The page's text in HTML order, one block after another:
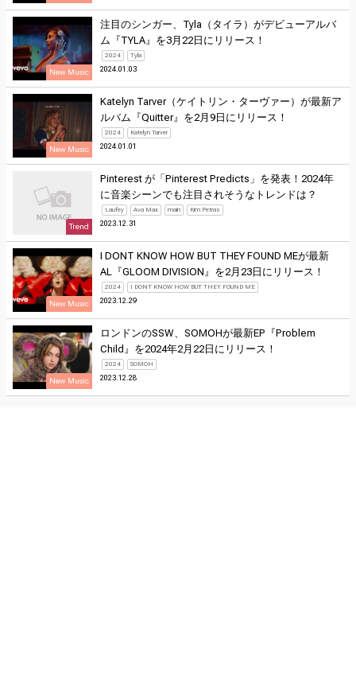
New Music
注目のシンガー、Tyla（タイラ）がデビューアルバ
ム『TYLA』を3月22日にリリース！
2024 Tyla
2024.01.03
New Music
Katelyn Tarver（ケイトリン・ターヴァー）が最新ア
ルバム『Quitter』を2月9日にリリース！
2024 Katelyn Tarver
2024.01.01
Trend
Pinterest が「Pinterest Predicts」を発表！2024年
に音楽シーンでも注目されそうなトレンドは？
Laufey Ava Max main Kim Petras
2023.12.31
New Music
I DONT KNOW HOW BUT THEY FOUND MEが最新
AL『GLOOM DIVISION』を2月23日にリリース！
2024 I DONT KNOW HOW BUT THEY FOUND ME
2023.12.29
New Music
ロンドンのSSW、SOMOHが最新EP『Problem
Child』を2024年2月22日にリリース！
2024 SOMOH
2023.12.28